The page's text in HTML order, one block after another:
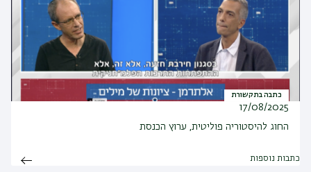
כתבה בתקשורת
17/08/2025
החוג להיסטוריה פוליטית, ערוץ הכנסת
כתבות נוספות